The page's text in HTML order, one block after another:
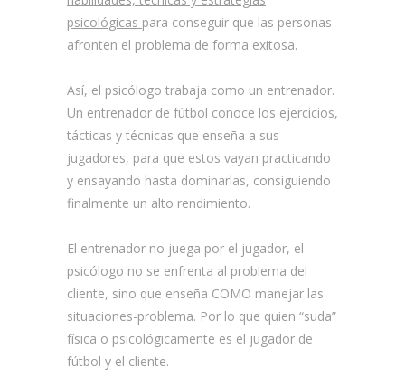
psicológicas para conseguir que las personas
afronten el problema de forma exitosa.
Así, el psicólogo trabaja como un entrenador.
Un entrenador de fútbol conoce los ejercicios,
tácticas y técnicas que enseña a sus
jugadores, para que estos vayan practicando
y ensayando hasta dominarlas, consiguiendo
finalmente un alto rendimiento.
El entrenador no juega por el jugador, el
psicólogo no se enfrenta al problema del
cliente, sino que enseña COMO manejar las
situaciones-problema. Por lo que quien “suda”
física o psicológicamente es el jugador de
fútbol y el cliente.